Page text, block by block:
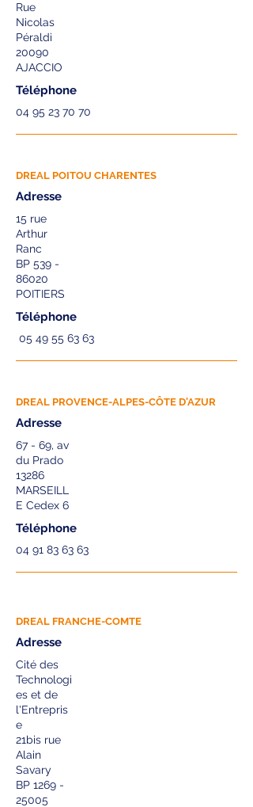
Rue
Nicolas
Péraldi
20090
AJACCIO
Téléphone
04 95 23 70 70
DREAL POITOU CHARENTES
Adresse
15 rue
Arthur
Ranc
BP 539 -
86020
POITIERS
Téléphone
05 49 55 63 63
DREAL PROVENCE-ALPES-CÔTE D'AZUR
Adresse
67 - 69, av
du Prado
13286
MARSEILL
E Cedex 6
Téléphone
04 91 83 63 63
DREAL FRANCHE-COMTE
Adresse
Cité des
Technologi
es et de
l'Entrepris
e
21bis rue
Alain
Savary
BP 1269 -
25005